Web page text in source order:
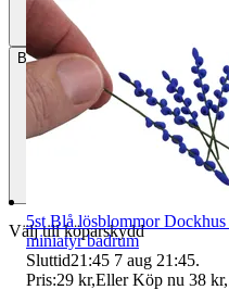
BetalningVia Tradera
Välj till köparskydd
5st Blå lösblommor
miniatyr badrum
Sluttid21:45 7 aug 21:45.
Pris:29 kr,Eller Köp nu 38 kr,